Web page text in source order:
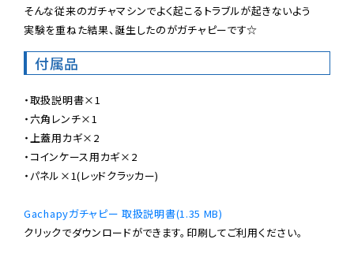
そんな従来のガチャマシンでよく起こるトラブルが起きないよう
実験を重ねた結果、誕生したのがガチャピーです☆
付属品
・取扱説明書×1
・六角レンチ×1
・上蓋用カギ×2
・コインケース用カギ×2
・パネル×1(レッドクラッカー)
Gachapyガチャピー 取扱説明書(1.35 MB)